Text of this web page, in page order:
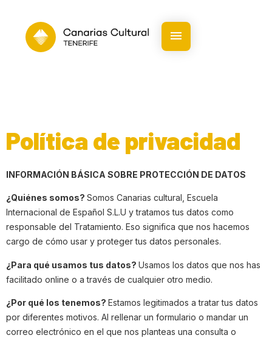
Política de privacidad
INFORMACIÓN BÁSICA SOBRE PROTECCIÓN DE DATOS
¿Quiénes somos? Somos Canarias cultural, Escuela
Internacional de Español S.L.U y tratamos tus datos como
responsable del Tratamiento. Eso significa que nos hacemos
cargo de cómo usar y proteger tus datos personales.
¿Para qué usamos tus datos? Usamos los datos que nos has
facilitado online o a través de cualquier otro medio.
¿Por qué los tenemos? Estamos legitimados a tratar tus datos
por diferentes motivos. Al rellenar un formulario o mandar un
correo electrónico en el que nos planteas una consulta o